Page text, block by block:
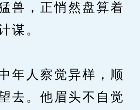
兽，正悄然盘算着
谋。
人察觉异样，顺
去。他眉头不自觉